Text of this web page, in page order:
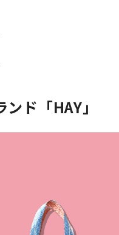
ド「HAY」